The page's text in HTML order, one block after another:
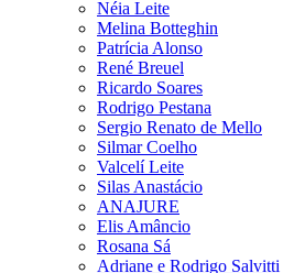
Néia Leite
Melina Botteghin
Patrícia Alonso
René Breuel
Ricardo Soares
Rodrigo Pestana
Sergio Renato de Mello
Silmar Coelho
Valcelí Leite
Silas Anastácio
ANAJURE
Elis Amâncio
Rosana Sá
Adriane e Rodrigo Salvitti